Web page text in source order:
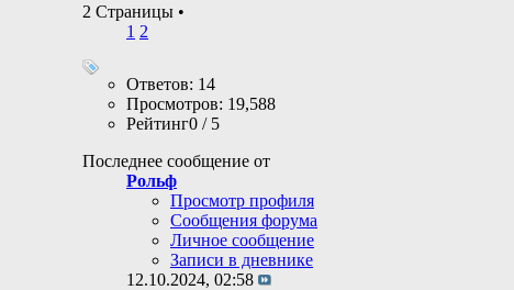
2 Страницы •
1 2
Ответов: 14
Просмотров: 19,588
Рейтинг0 / 5
Последнее сообщение от
Рольф
Просмотр профиля
Сообщения форума
Личное сообщение
Записи в дневнике
12.10.2024, 02:58